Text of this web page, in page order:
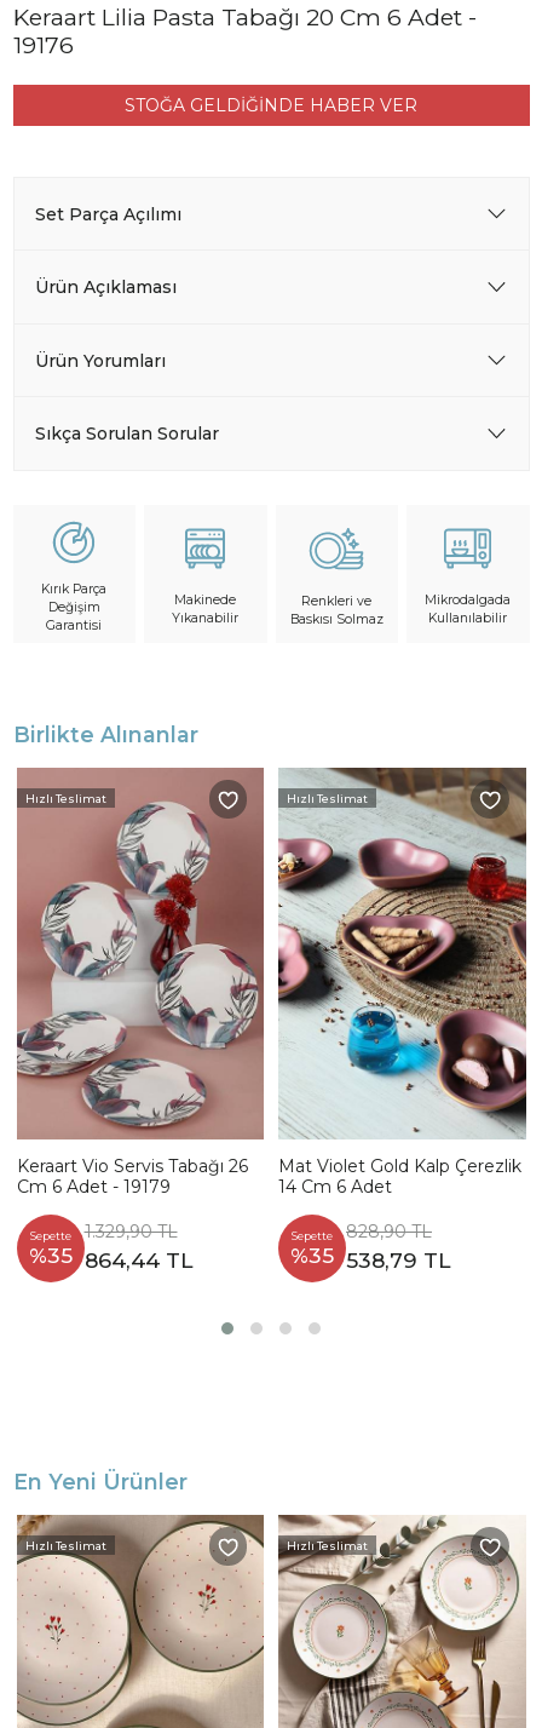
Keraart Lilia Pasta Tabağı 20 Cm 6 Adet -
19176
STOĞA GELDİĞİNDE HABER VER
Set Parça Açılımı
Ürün Açıklaması
Ürün Yorumları
Sıkça Sorulan Sorular
Kırık Parça
Değişim
Garantisi
Makinede
Yıkanabilir
Renkleri ve
Baskısı Solmaz
Mikrodalgada
Kullanılabilir
Birlikte Alınanlar
Hızlı Teslimat
Keraart Vio Servis Tabağı 26
Cm 6 Adet - 19179
Sepette
%35
1.329,90 TL
864,44 TL
Hızlı Teslimat
Mat Violet Gold Kalp Çerezlik
14 Cm 6 Adet
Sepette
%35
828,90 TL
538,79 TL
En Yeni Ürünler
Hızlı Teslimat Hızlı Teslimat